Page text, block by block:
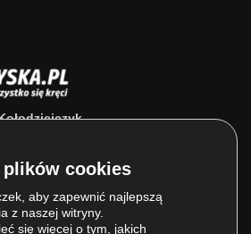
aby zapewnić najlepszą
z naszej witryny.
się więcej o tym, jakich